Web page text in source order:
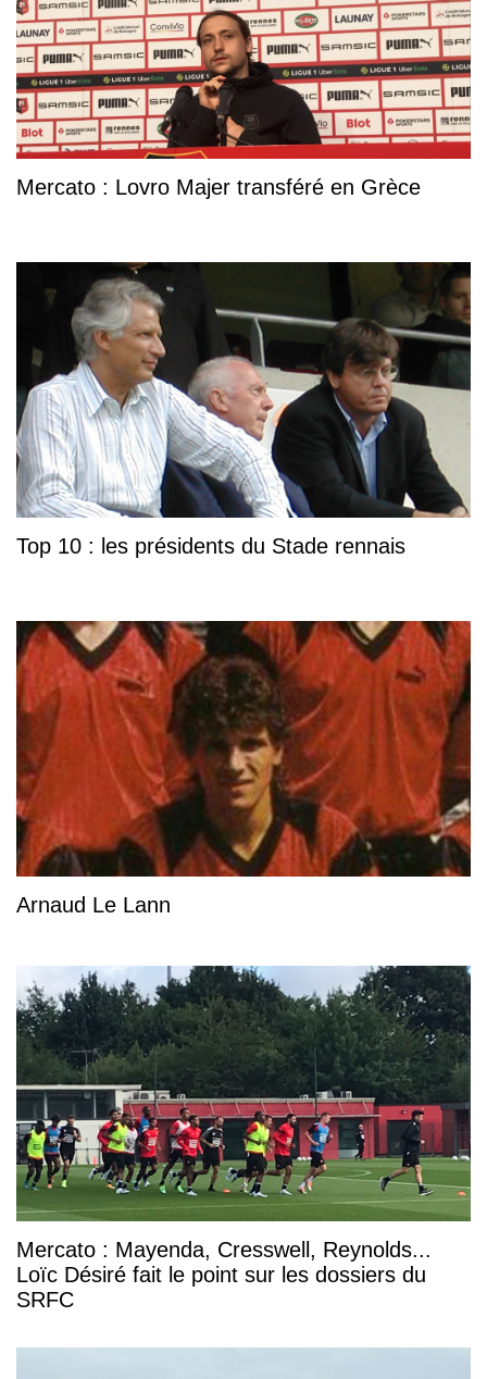
Mercato : Lovro Majer transféré en Grèce
Top 10 : les présidents du Stade rennais
Arnaud Le Lann
Mercato : Mayenda, Cresswell, Reynolds...
Loïc Désiré fait le point sur les dossiers du
SRFC